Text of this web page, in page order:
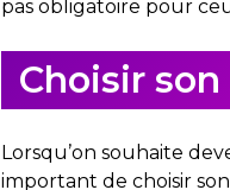
pas obligatoire pour
Choisir
Lorsqu’on souhaite
important de choisir